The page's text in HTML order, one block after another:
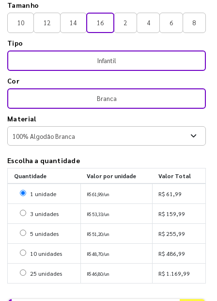
Tamanho
10 12 14 16 2 4 6 8
Tipo
Infantil
Cor
Branca
Material
Escolha a quantidade
Quantidade Valor por unidade Valor Total
Selecionar 1 unidade
1 unidade R$ 61,99/un R$ 61,99
Selecionar 3 unidades
3 unidades R$ 53,33/un R$ 159,99
Selecionar 5 unidades
5 unidades R$ 51,20/un R$ 255,99
Selecionar 10 unidades
10 unidades R$ 48,70/un R$ 486,99
Selecionar 25 unidades
25 unidades R$ 46,80/un R$ 1.169,99